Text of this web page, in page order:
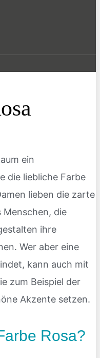
ein
die liebliche Farbe
lieben die zarte
Menschen, die
ihre
Wer aber eine
kann auch mit
zum Beispiel der
Akzente setzen.
Rosa?